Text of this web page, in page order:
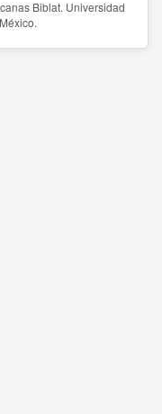
Biblat. Universidad